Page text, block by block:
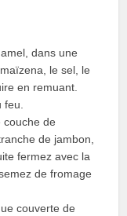
dans une
le sel, le
en remuant.
couche de
de jambon,
fermez avec la
de fromage
couverte de